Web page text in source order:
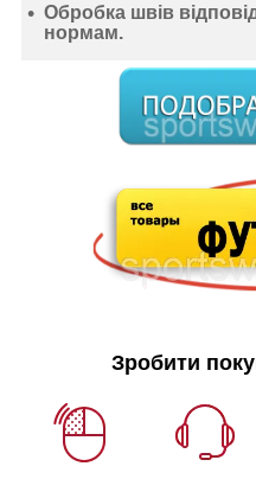
Обробка швів
нормам.
Зробити